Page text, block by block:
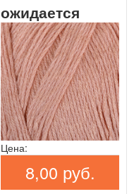
ожидается
Цена:
8,00 руб.